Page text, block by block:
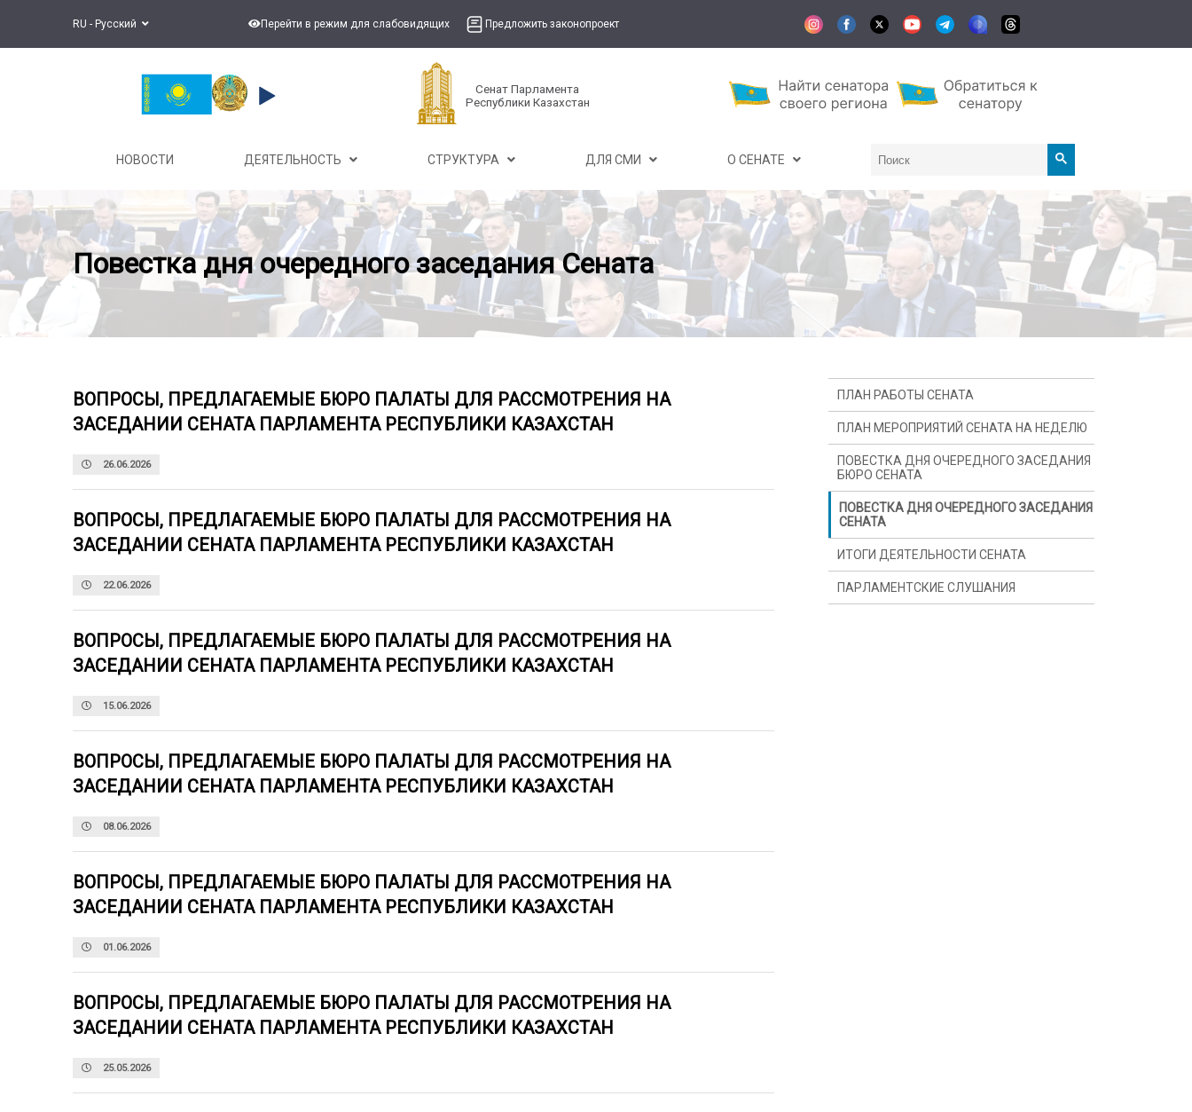
RU - Русский Перейти в режим для слабовидящих Предложить законопроект
Сенат Парламента
Республики Казахстан
НОВОСТИ ДЕЯТЕЛЬНОСТЬ СТРУКТУРА ДЛЯ СМИ О СЕНАТЕ
Повестка дня очередного заседания Сената
ВОПРОСЫ, ПРЕДЛАГАЕМЫЕ БЮРО ПАЛАТЫ ДЛЯ РАССМОТРЕНИЯ НА
ЗАСЕДАНИИ СЕНАТА ПАРЛАМЕНТА РЕСПУБЛИКИ КАЗАХСТАН
26.06.2026
ВОПРОСЫ, ПРЕДЛАГАЕМЫЕ БЮРО ПАЛАТЫ ДЛЯ РАССМОТРЕНИЯ НА
ЗАСЕДАНИИ СЕНАТА ПАРЛАМЕНТА РЕСПУБЛИКИ КАЗАХСТАН
22.06.2026
ВОПРОСЫ, ПРЕДЛАГАЕМЫЕ БЮРО ПАЛАТЫ ДЛЯ РАССМОТРЕНИЯ НА
ЗАСЕДАНИИ СЕНАТА ПАРЛАМЕНТА РЕСПУБЛИКИ КАЗАХСТАН
15.06.2026
ВОПРОСЫ, ПРЕДЛАГАЕМЫЕ БЮРО ПАЛАТЫ ДЛЯ РАССМОТРЕНИЯ НА
ЗАСЕДАНИИ СЕНАТА ПАРЛАМЕНТА РЕСПУБЛИКИ КАЗАХСТАН
08.06.2026
ВОПРОСЫ, ПРЕДЛАГАЕМЫЕ БЮРО ПАЛАТЫ ДЛЯ РАССМОТРЕНИЯ НА
ЗАСЕДАНИИ СЕНАТА ПАРЛАМЕНТА РЕСПУБЛИКИ КАЗАХСТАН
01.06.2026
ВОПРОСЫ, ПРЕДЛАГАЕМЫЕ БЮРО ПАЛАТЫ ДЛЯ РАССМОТРЕНИЯ НА
ЗАСЕДАНИИ СЕНАТА ПАРЛАМЕНТА РЕСПУБЛИКИ КАЗАХСТАН
25.05.2026
ПЛАН РАБОТЫ СЕНАТА
ПЛАН МЕРОПРИЯТИЙ СЕНАТА НА НЕДЕЛЮ
ПОВЕСТКА ДНЯ ОЧЕРЕДНОГО ЗАСЕДАНИЯ
БЮРО CЕНАТА
ПОВЕСТКА ДНЯ ОЧЕРЕДНОГО ЗАСЕДАНИЯ
CЕНАТА
ИТОГИ ДЕЯТЕЛЬНОСТИ CЕНАТА
ПАРЛАМЕНТСКИЕ СЛУШАНИЯ